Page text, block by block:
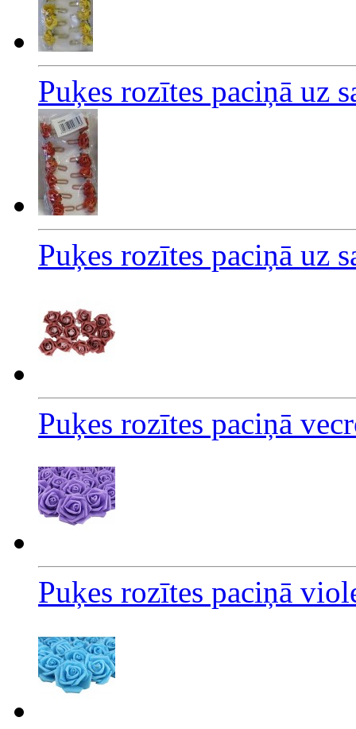
Puķes rozītes paciņā uz
Puķes rozītes paciņā uz
Puķes rozītes paciņā
Puķes rozītes paciņā